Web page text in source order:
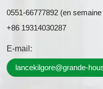
0551-66777892 (en
+86 19314030287
E-mail:
lancekilgore@grande-